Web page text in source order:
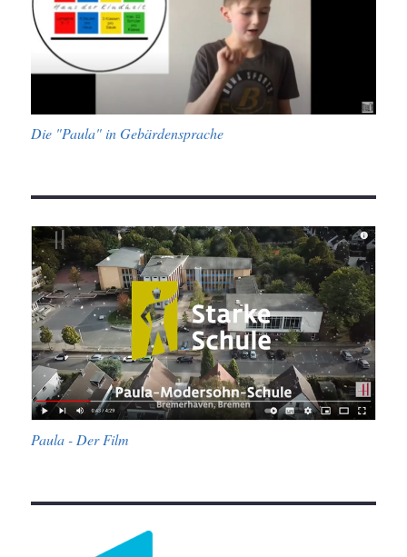
Die "Paula" in Gebärdensprache
Paula - Der Film